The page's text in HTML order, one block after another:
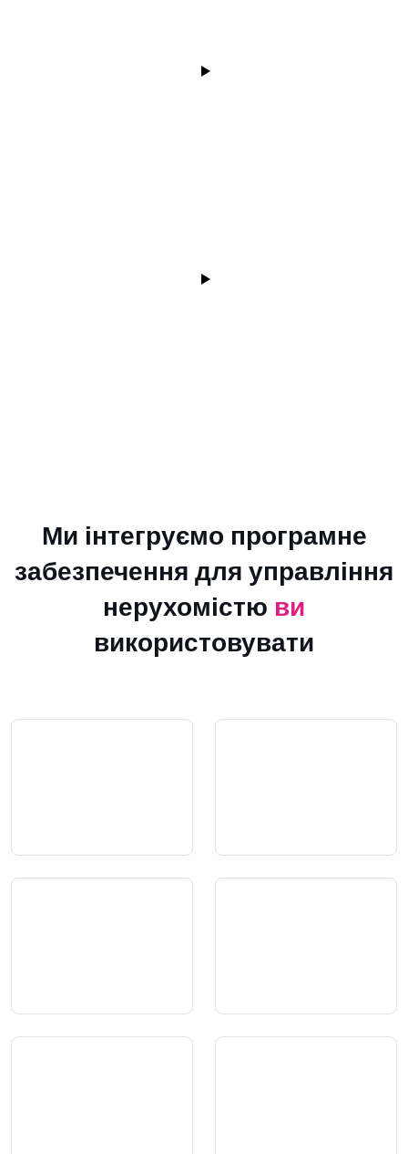
Ми інтегруємо програмне
забезпечення для управління
нерухомістю ви
використовувати